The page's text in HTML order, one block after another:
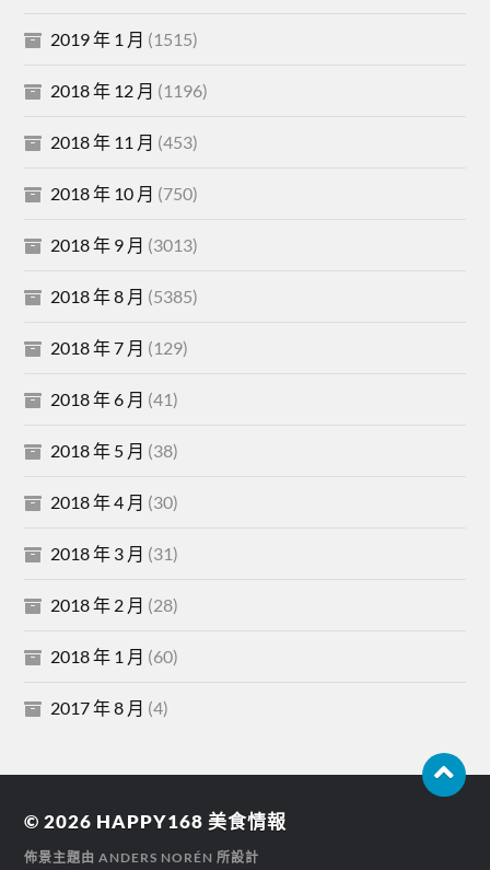
2019 年 1 月 (1515)
2018 年 12 月 (1196)
2018 年 11 月 (453)
2018 年 10 月 (750)
2018 年 9 月 (3013)
2018 年 8 月 (5385)
2018 年 7 月 (129)
2018 年 6 月 (41)
2018 年 5 月 (38)
2018 年 4 月 (30)
2018 年 3 月 (31)
2018 年 2 月 (28)
2018 年 1 月 (60)
2017 年 8 月 (4)
© 2026 HAPPY168 美食情報
佈景主題由ANDERS NORÉN 所設計